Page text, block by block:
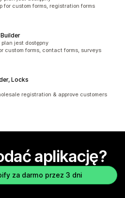
2312
for custom forms, registration forms
409
plan jest dostępny
custom forms, contact forms, surveys
Locks
registration & approve customers
aplikację?
za darmo przez 3 dni